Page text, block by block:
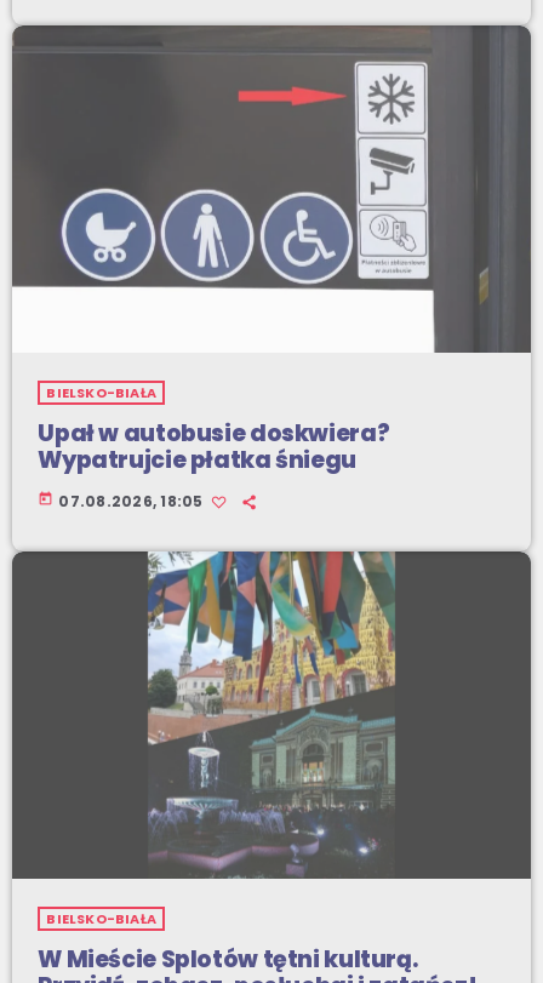
BIELSKO-BIAŁA
Upał w autobusie doskwiera?
Wypatrujcie płatka śniegu
today 07.08.2026, 18:05
BIELSKO-BIAŁA
W Mieście Splotów tętni kulturą.